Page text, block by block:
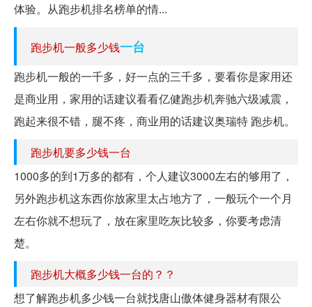
体验。从跑步机排名榜单的情...
跑步机一般多少钱一台
跑步机一般的一千多，好一点的三千多，要看你是家用还
是商业用，家用的话建议看看亿健跑步机奔驰六级减震，
跑起来很不错，腿不疼，商业用的话建议奥瑞特 跑步机。
跑步机要多少钱一台
1000多的到1万多的都有，个人建议3000左右的够用了，
另外跑步机这东西你放家里太占地方了，一般玩个一个月
左右你就不想玩了，放在家里吃灰比较多，你要考虑清
楚。
跑步机大概多少钱一台的？？
想了解跑步机多少钱一台就找唐山傲体健身器材有限公